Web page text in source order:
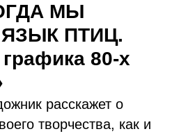
МЫ
ПТИЦ.
80-х
расскажет о
творчества, как и